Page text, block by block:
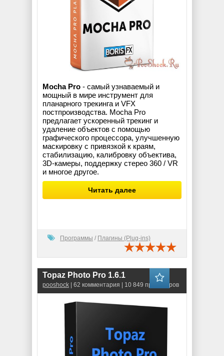
Mocha Pro - самый узнаваемый и
мощный в мире инструмент для
планарного трекинга и VFX
постпроизводства. Mocha Pro
предлагает ускоренный трекинг и
удаление объектов с помощью
графического процессора, улучшенную
маскировку с привязкой к краям,
стабилизацию, калибровку объектива,
3D-камеры, поддержку стерео 360 / VR
и многое другое.
Читать далее
Программы / Плагины (Plug-ins)
Topaz Photo Pro 1.6.1
pooshock | 62 комментария | 10 849 просмотров